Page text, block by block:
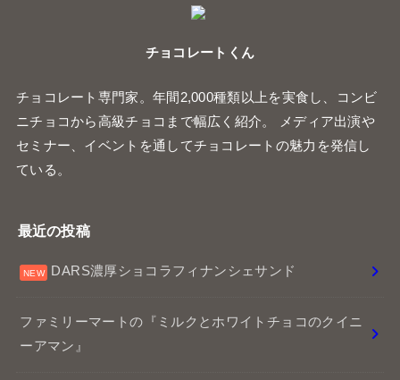
チョコレートくん
チョコレート専門家。年間2,000種類以上を実食し、コンビ
ニチョコから高級チョコまで幅広く紹介。 メディア出演や
セミナー、イベントを通してチョコレートの魅力を発信し
ている。
最近の投稿
DARS濃厚ショコラフィナンシェサンド
ファミリーマートの『ミルクとホワイトチョコのクイニ
ーアマン』